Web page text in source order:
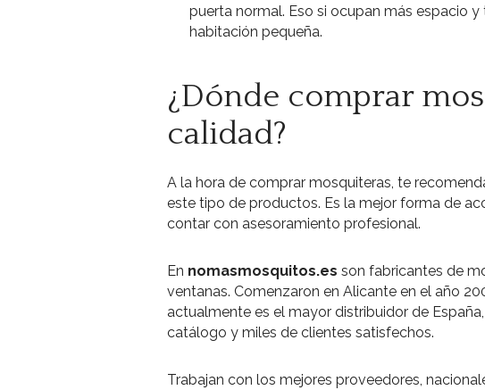
puerta normal. Eso si ocupan más espacio
habitación pequeña.
¿Dónde comprar
calidad?
A la hora de comprar mosquiteras, te
este tipo de productos. Es la mejor forma de
contar con asesoramiento profesional.
En nomasmosquitos.es son fabricantes de
ventanas. Comenzaron en Alicante en el año
actualmente es el mayor distribuidor de
catálogo y miles de clientes satisfechos.
Trabajan con los mejores proveedores,